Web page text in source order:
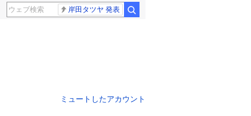
岸田タツヤ 発表
ミュートしたアカウント